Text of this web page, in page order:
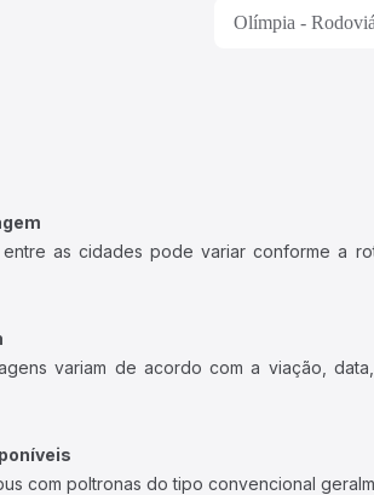
Olímpia -
as cidades pode variar conforme a
variam de acordo com a viação,
com poltronas do tipo convencional